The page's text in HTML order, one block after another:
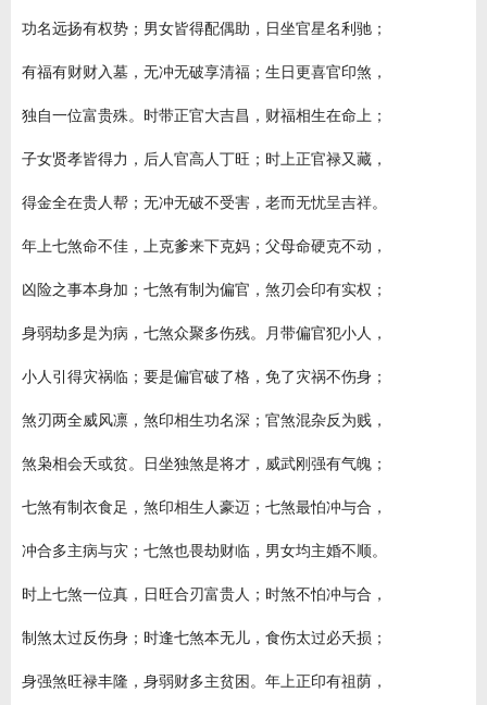
功名远扬有权势；男女皆得配偶助，日坐官星名利驰；
有福有财财入墓，无冲无破享清福；生日更喜官印煞，
独自一位富贵殊。时带正官大吉昌，财福相生在命上；
子女贤孝皆得力，后人官高人丁旺；时上正官禄又藏，
得金全在贵人帮；无冲无破不受害，老而无忧呈吉祥。
年上七煞命不佳，上克爹来下克妈；父母命硬克不动，
凶险之事本身加；七煞有制为偏官，煞刃会印有实权；
身弱劫多是为病，七煞众聚多伤残。月带偏官犯小人，
小人引得灾祸临；要是偏官破了格，免了灾祸不伤身；
煞刃两全威风凛，煞印相生功名深；官煞混杂反为贱，
煞枭相会夭或贫。日坐独煞是将才，威武刚强有气魄；
七煞有制衣食足，煞印相生人豪迈；七煞最怕冲与合，
冲合多主病与灾；七煞也畏劫财临，男女均主婚不顺。
时上七煞一位真，日旺合刃富贵人；时煞不怕冲与合，
制煞太过反伤身；时逢七煞本无儿，食伤太过必夭损；
身强煞旺禄丰隆，身弱财多主贫困。年上正印有祖荫，